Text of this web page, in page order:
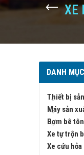
XE
DANH
Thiết bị
Máy sản
Bơm bê
Xe tự trộn
Xe cứu hỏa